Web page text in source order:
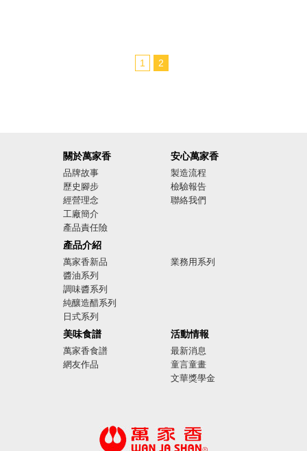
1 2
關於萬家香
品牌故事
歷史腳步
經營理念
工廠簡介
產品責任險
廣告影音
產品介紹
萬家香新品
醬油系列
調味醬系列
純釀造醋系列
日式系列
業務用系列
美味食譜
萬家香食譜
網友作品
安心萬家香
製造流程
檢驗報告
聯絡我們
活動情報
最新消息
童言童畫
文華獎學金